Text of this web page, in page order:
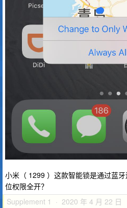
小米（ 1299 ）这款智能锁是通过蓝
位权限全开？
Supplement 1 · 2020 年 4 月 22 日